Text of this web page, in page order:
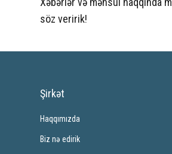
söz veririk!
Şirkət
Haqqımızda
Biz nə edirik